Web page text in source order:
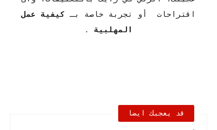
اقتراحات أو تجربة خاصة بـ كيفية عمل
المهلبية .
قد يعجبك ايضا